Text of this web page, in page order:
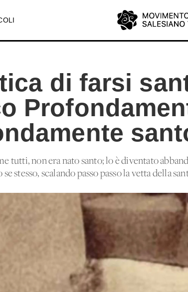
di farsi
tutti, non era nato santo; lo è diventato
stesso, scalando passo passo la vetta della